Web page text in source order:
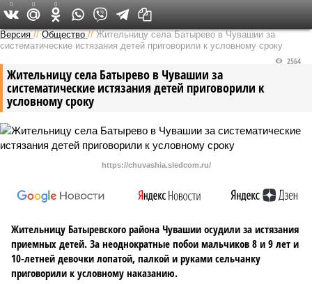
Версия в Чувашии
Версия //Общество //Жительницу села Батырево в Чувашии за
систематические истязания детей приговорили к условному сроку
Жительницу села Батырево в Чувашии за
систематические истязания детей приговорили к
условному сроку
2564
https://chuvashia.sledcom.ru/
Жительницу Батыревского района Чувашии осудили за истязания
приемных детей. За неоднократные побои мальчиков 8 и 9 лет и
10-летней девочки лопатой, палкой и руками сельчанку
приговорили к условному наказанию.
0 0 0